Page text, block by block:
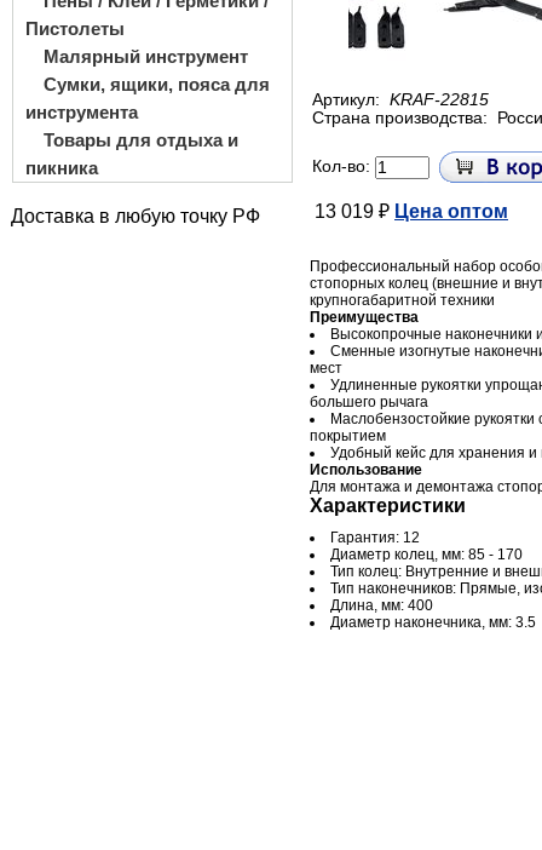
Пистолеты
Малярный инструмент
Сумки, ящики, пояса для
инструмента
Товары для отдыха и
пикника
Доставка в любую точку РФ
Артикул: KRAF-22815
Страна производства:
Кол-во:
13 019 ₽ Цена оптом
Профессиональный набор
стопорных колец (внешние и
крупногабаритной техники
Преимущества
Высокопрочные наконечники
Сменные изогнутые
мест
Удлиненные рукоятки
большего рычага
Маслобензостойкие
покрытием
Удобный кейс для хранения и
Использование
Для монтажа и демонтажа
Характеристики
Гарантия: 12
Диаметр колец, мм: 85 - 170
Тип колец: Внутренние и
Тип наконечников: Прямые,
Длина, мм: 400
Диаметр наконечника, мм: 3.5